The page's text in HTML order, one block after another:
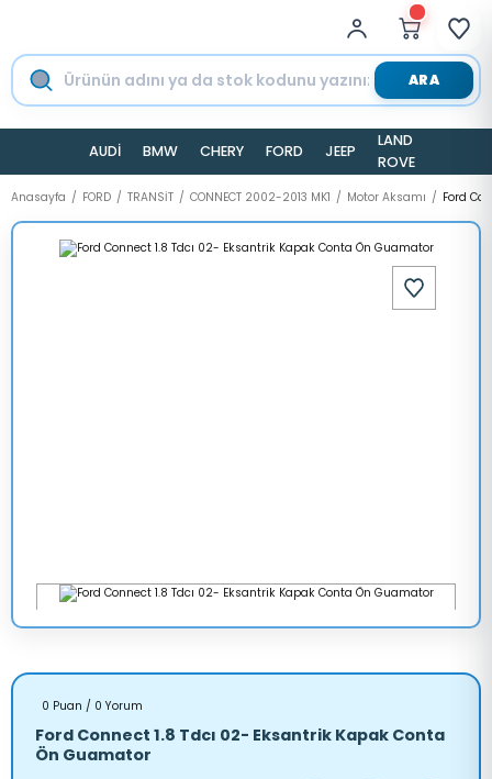
ARA
AUDİ BMW CHERY FORD JEEP
LAND
ROVER
Anasayfa FORD TRANSİT CONNECT 2002-2013 MK1 Motor Aksamı Ford
0 Puan / 0 Yorum
Ford Connect 1.8 Tdcı 02- Eksantrik Kapak Conta
Ön Guamator